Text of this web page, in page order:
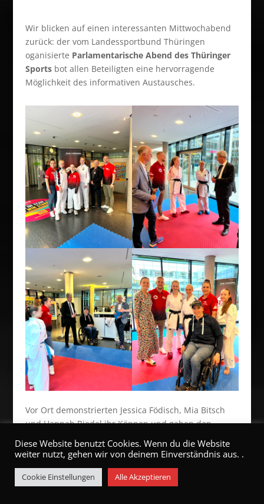
Wir blicken auf einen interessanten Mittwochabend
zurück: der vom Landessportbund Thüringen
oganisierte Parlamentarische Abend des Thüringer
Sportsbot allen Beteiligten eine hervorragende
Möglichkeit des informativen Austausches.
Vor Ort demonstrierten Jessica Födisch, Mia Bitsch
und Hannah Riedel ihr Können und gaben den
Unterstützt wurden sie dabei durch den TKV-
Präsidenten Falk Neumann, Geschäftsführerin
Claudia Sattler, Bundesjugendtrainer Noah Bitsch,
Diese Website benutzt Cookies. Wenn du die Website
weiter nutzt, gehen wir von deinem Einverständnis aus. .
Cookie Einstellungen Alle Akzeptieren